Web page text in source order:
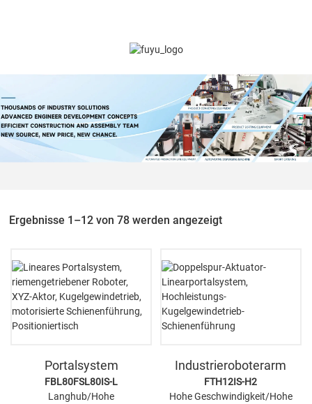
Ergebnisse 1–12 von 78 werden angezeigt
Portalsystem
FBL80FSL80IS-L
Langhub/Hohe
Industrieroboterarm
FTH12IS-H2
Hohe Geschwindigkeit/Hohe